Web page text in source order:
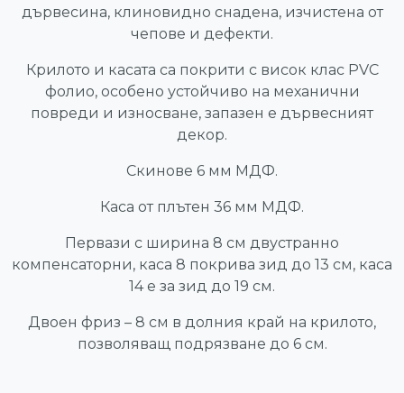
дървесина, клиновидно снадена, изчистена от
чепове и дефекти.
Крилото и касата са покрити с висок клас PVC
фолио, особено устойчиво на механични
повреди и износване, запазен е дървесният
декор.
Скинове 6 мм МДФ.
Каса от плътен 36 мм МДФ.
Первази с ширина 8 см двустранно
компенсаторни, каса 8 покрива зид до 13 см, каса
14 е за зид до 19 см.
Двоен фриз – 8 см в долния край на крилото,
позволяващ подрязване до 6 см.